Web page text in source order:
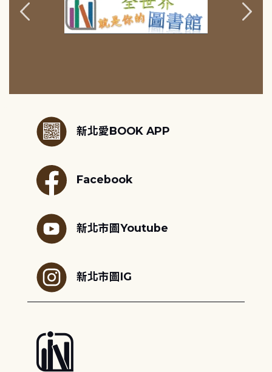
新北愛BOOK APP
Facebook
新北市圖Youtube
新北市圖IG